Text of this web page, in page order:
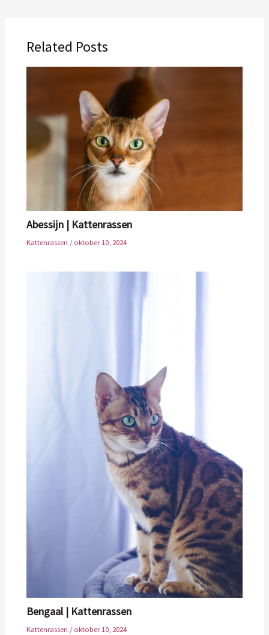
Related Posts
Abessijn | Kattenrassen
Kattenrassen /oktober 10, 2024
Bengaal | Kattenrassen
Kattenrassen /oktober 10, 2024